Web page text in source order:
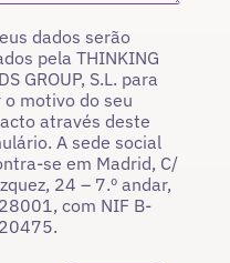
dados serão
pela THINKING
GROUP, S.L. para
o motivo do seu
através deste
A sede social
se em Madrid, C/
24 – 7.º andar,
28001, com NIF B-